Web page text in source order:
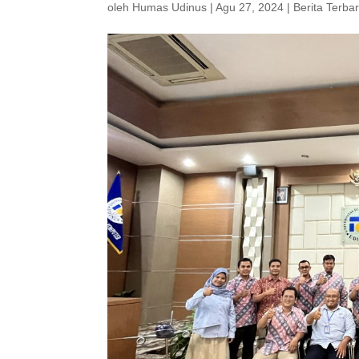
oleh Humas Udinus |Agu 27, 2024 | Berita